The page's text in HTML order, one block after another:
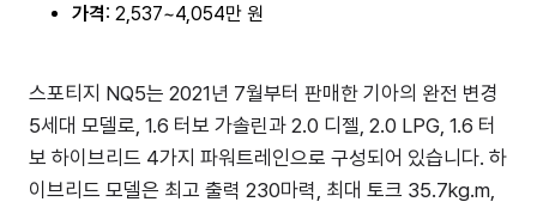
가격: 2,537~4,054만 원
스포티지 NQ5는 2021년 7월부터 판매한 기아의 완전 변경
5세대 모델로, 1.6 터보 가솔린과 2.0 디젤, 2.0 LPG, 1.6 터
보 하이브리드 4가지 파워트레인으로 구성되어 있습니다. 하
이브리드 모델은 최고 출력 230마력, 최대 토크 35.7kg.m,